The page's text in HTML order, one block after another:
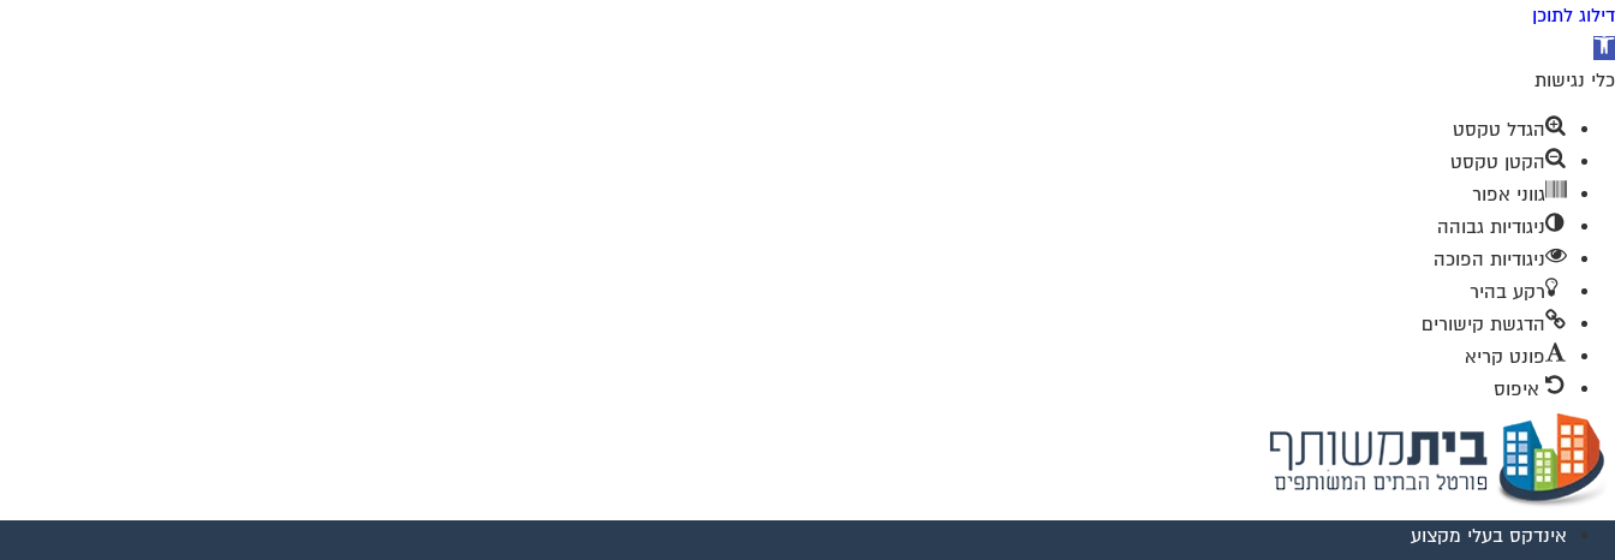
דילוג לתוכן
פתח
סרגל
כלי נגישות
הגדל טקסט
הקטן טקסט
גווני אפור
ניגודיות גבוהה
ניגודיות הפוכה
רקע בהיר
הדגשת קישורים
פונט קריא
איפוס
דלג
לתוכן
אינדקס בעלי מקצוע